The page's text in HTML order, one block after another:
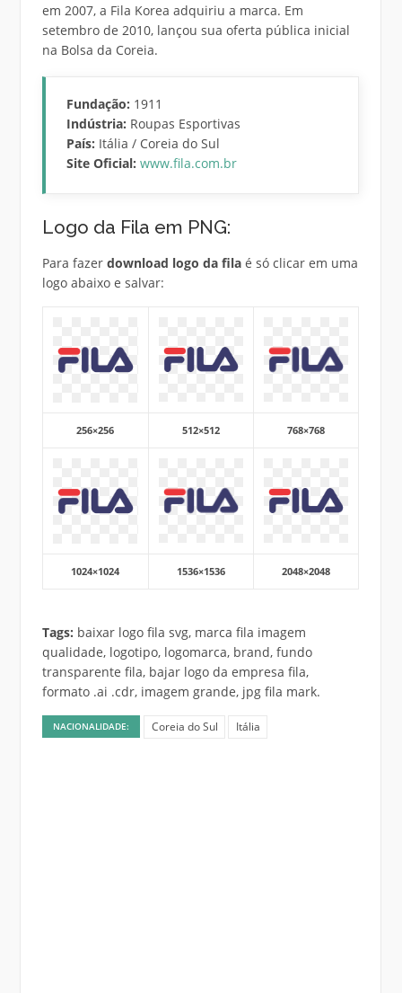
em 2007, a Fila Korea adquiriu a marca. Em
setembro de 2010, lançou sua oferta pública inicial
na Bolsa da Coreia.
Fundação: 1911
Indústria: Roupas Esportivas
País: Itália / Coreia do Sul
Site Oficial: www.fila.com.br
Logo da Fila em PNG:
Para fazer download logo da filaé só clicar em uma
logo abaixo e salvar:
256×256 512×512 768×768
1024×1024 1536×1536 2048×2048
Tags: baixar logo fila svg, marca fila imagem
qualidade, logotipo, logomarca, brand, fundo
transparente fila, bajar logo da empresa fila,
formato .ai .cdr, imagem grande, jpg fila mark.
NACIONALIDADE: Coreia do Sul Itália